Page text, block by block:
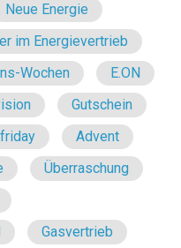
Neue Energie
im Energievertrieb
Wochen
E.ON
Gutschein
Advent
Überraschung
Gasvertrieb